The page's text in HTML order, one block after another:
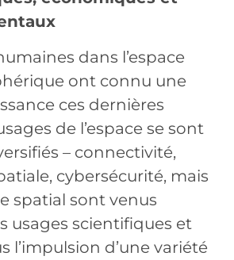
dans l’espace
ont connu une
ces dernières
de l’espace se sont
– connectivité,
cybersécurité, mais
spatial sont venus
usages scientifiques et
l’impulsion d’une variété